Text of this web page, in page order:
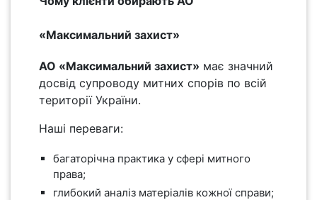
«Максимальний захист»
АО «Максимальний захист» має значний
досвід супроводу митних спорів по всій
території України.
Наші переваги:
багаторічна практика у сфері митного
права;
глибокий аналіз матеріалів кожної справи;